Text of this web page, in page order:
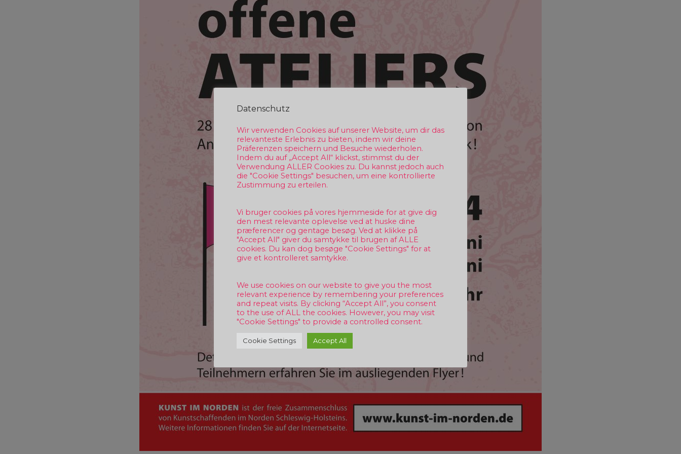
Datenschutz
Wir verwenden Cookies auf unserer Website, um dir das
relevanteste Erlebnis zu bieten, indem wir deine
Präferenzen speichern und Besuche wiederholen.
Indem du auf „Accept All“ klickst, stimmst du der
Verwendung ALLER Cookies zu. Du kannst jedoch auch
die "Cookie Settings" besuchen, um eine kontrollierte
Zustimmung zu erteilen.
Vi bruger cookies på vores hjemmeside for at give dig
den mest relevante oplevelse ved at huske dine
præferencer og gentage besøg. Ved at klikke på
"Accept All" giver du samtykke til brugen af ALLE
cookies. Du kan dog besøge "Cookie Settings" for at
give et kontrolleret samtykke.
We use cookies on our website to give you the most
relevant experience by remembering your preferences
and repeat visits. By clicking “Accept All”, you consent
to the use of ALL the cookies. However, you may visit
"Cookie Settings" to provide a controlled consent.
Cookie Settings Accept All